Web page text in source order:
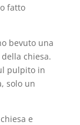
fatto
bevuto una
chiesa.
pulpito in
solo un
e